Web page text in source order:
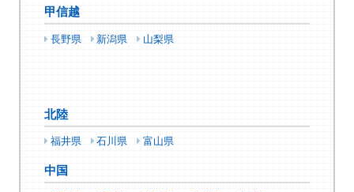
甲信越
長野県 新潟県 山梨県
北陸
福井県 石川県 富山県
中国